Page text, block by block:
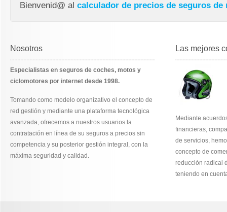
Bienvenid@ al calculador de precios de seguros de
Nosotros
Especialistas en seguros de coches, motos y
ciclomotores por internet desde 1998.
Tomando como modelo organizativo el concepto de
red gestión y mediante una plataforma tecnológica
avanzada, ofrecemos a nuestros usuarios la
contratación en línea de su seguros a precios sin
competencia y su posterior gestión integral, con la
máxima seguridad y calidad.
Las mejores
Mediante
financieras,
de servicios,
concepto de
reducción radical
teniendo en